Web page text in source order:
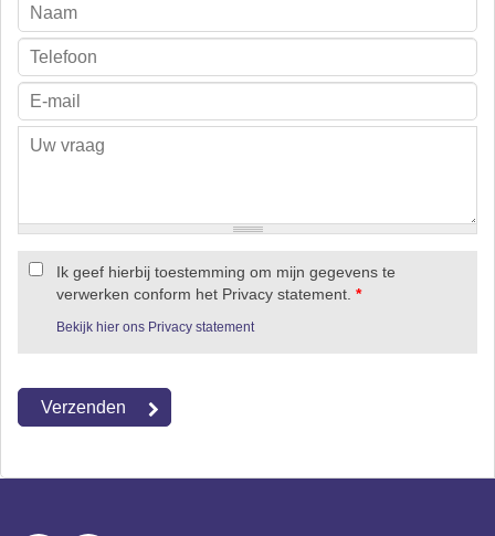
Ik geef hierbij toestemming om mijn gegevens te
verwerken conform het Privacy statement. *
Bekijk hier ons Privacy statement